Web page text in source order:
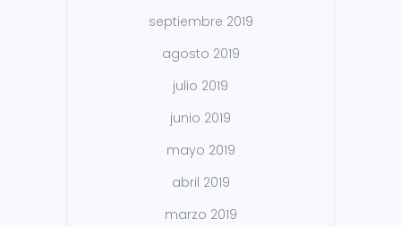
septiembre 2019
agosto 2019
julio 2019
junio 2019
mayo 2019
abril 2019
marzo 2019